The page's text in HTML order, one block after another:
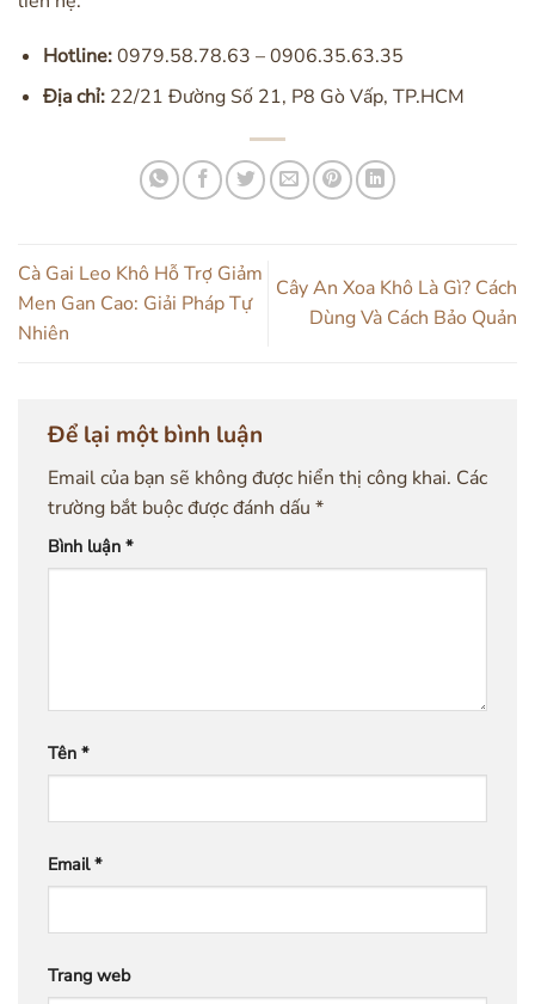
Hotline:0979.58.78.63 – 0906.35.63.35
Địa chỉ:22/21 Đường Số 21, P8 Gò Vấp, TP.HCM
Cà Gai Leo Khô Hỗ Trợ Giảm
Men Gan Cao: Giải Pháp Tự
Nhiên
Cây An Xoa Khô Là Gì? Cách
Dùng Và Cách Bảo Quản
Để lại một bình luận
Email của bạn sẽ không được hiển thị công khai. Các
trường bắt buộc được đánh dấu *
Bình luận *
Tên *
Email*
Trang web